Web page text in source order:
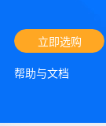
立即选购
帮助与文档